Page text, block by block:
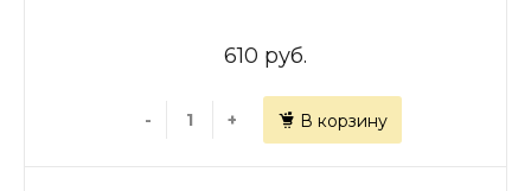
610 руб.
- + В корзину